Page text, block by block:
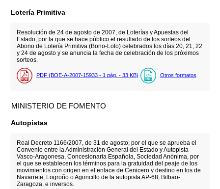
Lotería Primitiva
Resolución de 24 de agosto de 2007, de Loterías y Apuestas del
Estado, por la que se hace público el resultado de los sorteos del
Abono de Lotería Primitiva (Bono-Loto) celebrados los días 20, 21, 22
y 24 de agosto y se anuncia la fecha de celebración de los próximos
sorteos.
PDF (BOE-A-2007-15933 - 1 pág. - 33 KB) Otros formatos
MINISTERIO DE FOMENTO
Autopistas
Real Decreto 1166/2007, de 31 de agosto, por el que se aprueba el
Convenio entre la Administración General del Estado y Autopista
Vasco-Aragonesa, Concesionaria Española, Sociedad Anónima, por
el que se establecen los términos para la gratuidad del peaje de los
movimientos con origen en el enlace de Cenicero y destino en los de
Navarrete, Logroño o Agoncillo de la autopista AP-68, Bilbao-
Zaragoza, e inversos.